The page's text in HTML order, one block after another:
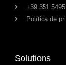
+39 351
Política de
Solutions